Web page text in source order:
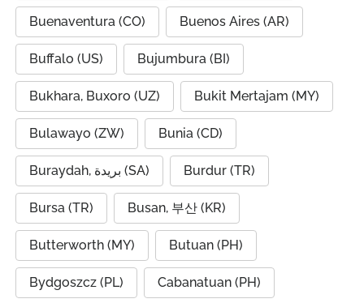
Buenaventura (CO) Buenos Aires (AR)
Buffalo (US) Bujumbura (BI)
Bukhara, Buxoro (UZ) Bukit Mertajam (MY)
Bulawayo (ZW) Bunia (CD)
Buraydah, بريدة (SA) Burdur (TR)
Bursa (TR) Busan, 부산 (KR)
Butterworth (MY) Butuan (PH)
Bydgoszcz (PL) Cabanatuan (PH)